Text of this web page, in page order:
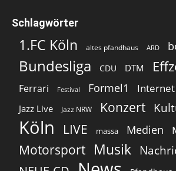
Schlagwörter
1.FC Köln altes pfandhaus ARD
Bundesliga CDU DTM
Ferrari Festival Formel1 Internet
Jazz Live Jazz NRW Konzert
Köln LIVE massa Medien
Motorsport Musik